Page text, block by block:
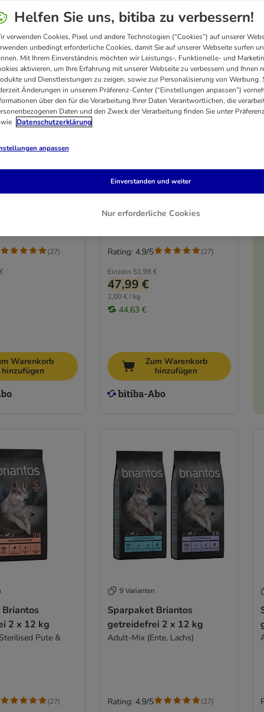
2 x 12 kg
(27)
Warenkorb
hinzufügen
Einzeln 51,98 €
47,99 €
2,00 € / kg
44,63 €
Rating: 4.9/5 (27)
Zum Warenkorb
hinzufügen
2 x 12 kg
Pute &
(27)
9 Varianten
Sparpaket Briantos
getreidefrei 2 x 12 kg
Adult-Mix (Ente, Lachs)
Rating: 4.9/5 (27)
Helfen Sie uns, bitiba zu verbessern!
verwenden Cookies, Pixel und andere Technologien (“Cookies”) auf unserer
unbedingt erforderliche Cookies, damit Sie auf unserer Webseite surfen
Mit Ihrem Einverständnis möchten wir Leistungs-, Funktionelle- und
aktivieren, um Ihre Erfahrung mit unserer Webseite zu verbessern und Ihnen
und Dienstleistungen zu zeigen, sowie zur Personalisierung von Werbung.
Änderungen in unserem Präferenz-Center (“Einstellungen anpassen”)
über den für die Verarbeitung Ihrer Daten Verantwortlichen, die
Daten und den Zweck der Verarbeitung finden Sie unter
Datenschutzerklärung
anpassen
Nur erforderliche Cookies
Einverstanden und weiter